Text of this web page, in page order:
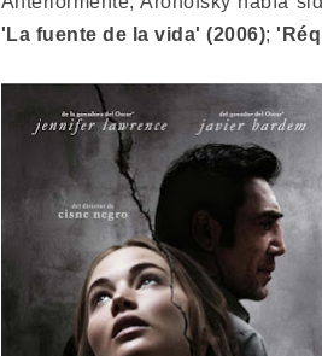
'La fuente de la vida' (2006);